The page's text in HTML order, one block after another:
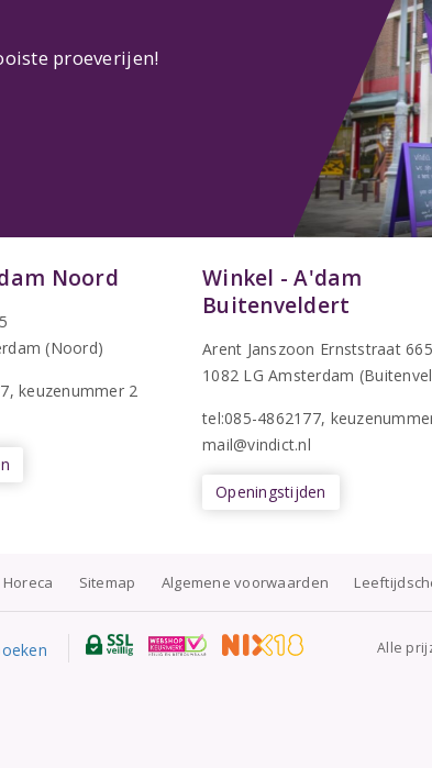
proeverijen!
Noord
(Noord)
, keuzenummer 2
Winkel - A'dam
Buitenveldert
Arent Janszoon Ernststraat 665
1082 LG Amsterdam
tel:085-4862177,
mail@vindict.nl
Openingstijden
Horeca Sitemap Algemene voorwaarden
Alle